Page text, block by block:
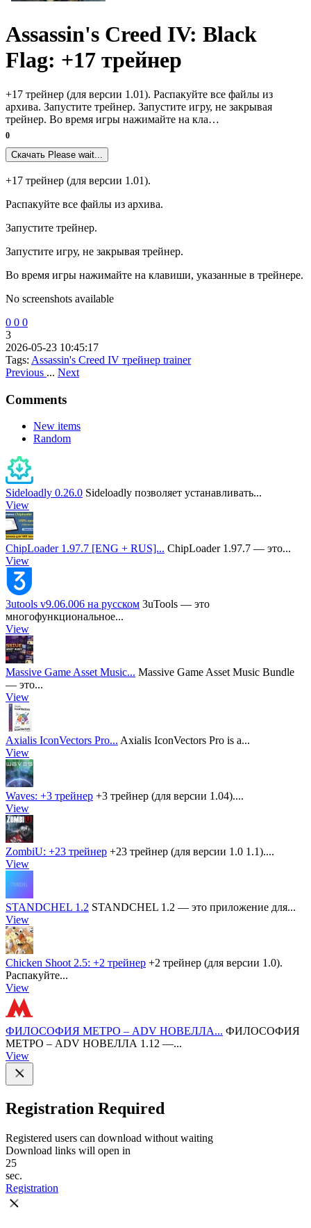
Assassin's Creed IV: Black
Flag: +17 трейнер
+17 трейнер (для версии 1.01). Распакуйте все файлы из
архива. Запустите трейнер. Запустите игру, не закрывая
трейнер. Во время игры нажимайте на кла…
0
Скачать Please wait...
+17 трейнер (для версии 1.01).
Распакуйте все файлы из архива.
Запустите трейнер.
Запустите игру, не закрывая трейнер.
Во время игры нажимайте на клавиши, указанные в трейнере.
No screenshots available
0 0 0
3
2026-05-23 10:45:17
Tags: Assassin's Creed IV трейнер trainer
Previous ... Next
Comments
New items
Random
Sideloadly 0.26.0 Sideloadly позволяет устанавливать...
View
ChipLoader 1.97.7 [ENG + RUS]... ChipLoader 1.97.7 — это...
View
3utools v9.06.006 на русском 3uTools — это
многофункциональное...
View
Massive Game Asset Music... Massive Game Asset Music Bundle
— это...
View
Axialis IconVectors Pro... Axialis IconVectors Pro is a...
View
Waves: +3 трейнер +3 трейнер (для версии 1.04)....
View
ZombiU: +23 трейнер +23 трейнер (для версии 1.0 1.1)....
View
STANDCHEL 1.2 STANDCHEL 1.2 — это приложение для...
View
Chicken Shoot 2.5: +2 трейнер +2 трейнер (для версии 1.0).
Распакуйте...
View
ФИЛОСОФИЯ МЕТРО – ADV НОВЕЛЛА... ФИЛОСОФИЯ
МЕТРО – ADV НОВЕЛЛА 1.12 —...
View
Registration Required
Registered users can download without waiting
Download links will open in
25
sec.
Registration